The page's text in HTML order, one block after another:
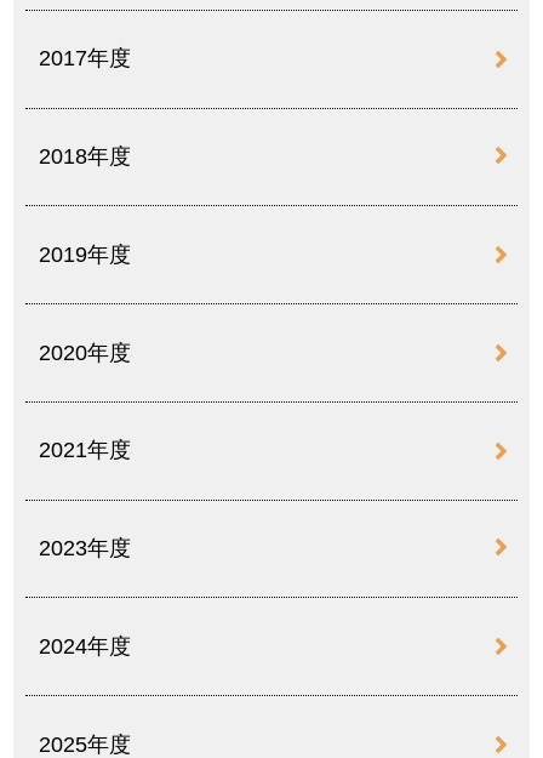
2017年度
2018年度
2019年度
2020年度
2021年度
2023年度
2024年度
2025年度